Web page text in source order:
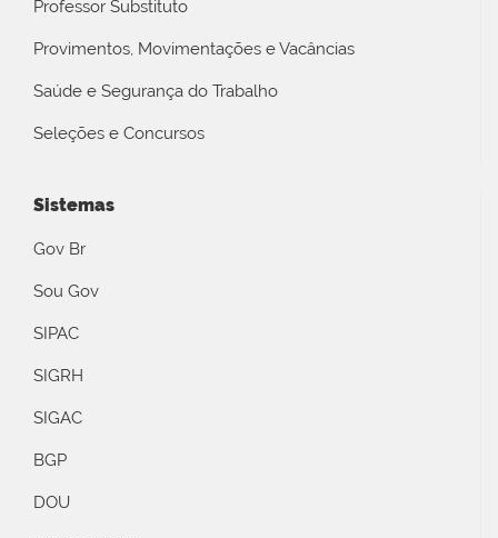
Professor Substituto
Provimentos, Movimentações e Vacâncias
Saúde e Segurança do Trabalho
Seleções e Concursos
Sistemas
Gov Br
Sou Gov
SIPAC
SIGRH
SIGAC
BGP
DOU